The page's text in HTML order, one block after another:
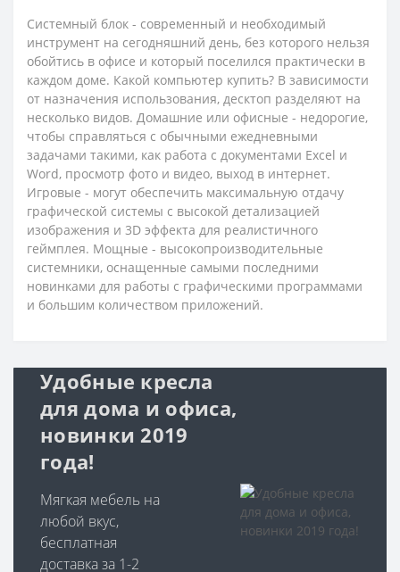
Системный блок - современный и необходимый
инструмент на сегодняшний день, без которого нельзя
обойтись в офисе и который поселился практически в
каждом доме. Какой компьютер купить? В зависимости
от назначения использования, десктоп разделяют на
несколько видов. Домашние или офисные - недорогие,
чтобы справляться с обычными ежедневными
задачами такими, как работа с документами Excel и
Word, просмотр фото и видео, выход в интернет.
Игровые - могут обеспечить максимальную отдачу
графической системы с высокой детализацией
изображения и 3D эффекта для реалистичного
геймплея. Мощные - высокопроизводительные
системники, оснащенные самыми последними
новинками для работы с графическими программами
и большим количеством приложений.
Удобные кресла
для дома и офиса,
новинки 2019
года!
Мягкая мебель на
любой вкус,
бесплатная
доставка за 1-2